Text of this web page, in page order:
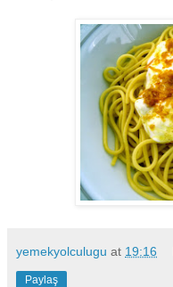
yemekyolculugu at 19:16
Paylaş